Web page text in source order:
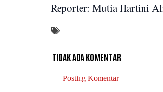
Reporter: Mutia Hartini
TIDAK ADA KOMENTAR
Posting Komentar